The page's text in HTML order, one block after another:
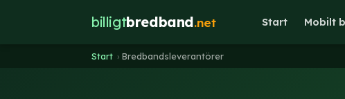
billigtbredband.net Start Mobilt
Start › Bredbandsleverantörer